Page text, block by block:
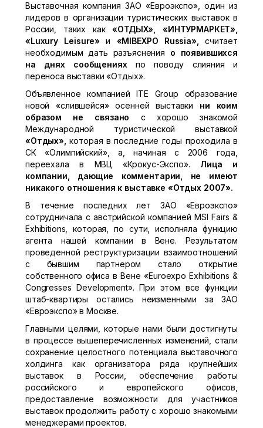
Выставочная компания ЗАО «Евроэкспо», один из
лидеров в организации туристических выставок в
России, таких как«ОТДЫХ», «ИНТУРМАРКЕТ»,
«Luxury Leisure» и «MIBEXPO Russia», считает
необходимым дать разъяснения о появившихся
на днях сообщениях по поводу слияния и
переноса выставки «Отдых».
Объявленное компанией ITE Group образование
новой «слившейся» осенней выставки ни коим
образом не связано с хорошо знакомой
Международной туристической выставкой
«Отдых», которая в последние годы проходила в
СК «Олимпийский», а, начиная с 2006 года,
переехала в МВЦ «Крокус-Экспо». Лица и
компании, дающие комментарии, не имеют
никакого отношения к выставке «Отдых 2007».
В течение последних лет ЗАО «Евроэкспо»
сотрудничала с австрийской компанией MSI Fairs &
Exhibitions, которая, по сути, исполняла функцию
агента нашей компании в Вене. Результатом
проведенной реструктуризации взаимоотношений
с бывшим партнером стало открытие
собственного офиса в Вене «Euroexpo Exhibitions &
Congresses Development». При этом все функции
штаб-квартиры остались неизменными за ЗАО
«Евроэкспо» в Москве.
Главными целями, которые нами были достигнуты
в процессе вышеперечисленных изменений, стали
сохранение целостного потенциала выставочного
холдинга как организатора ряда крупнейших
выставок в России, обеспечение работы
российского и европейского офисов,
предоставление возможности для участников
выставок продолжить работу с хорошо знакомыми
менеджерами проектов.